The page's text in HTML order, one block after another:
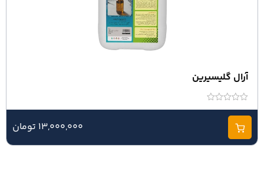
آرال گلیسیرین
امتیاز
0
از
5
13,000,000 تومان